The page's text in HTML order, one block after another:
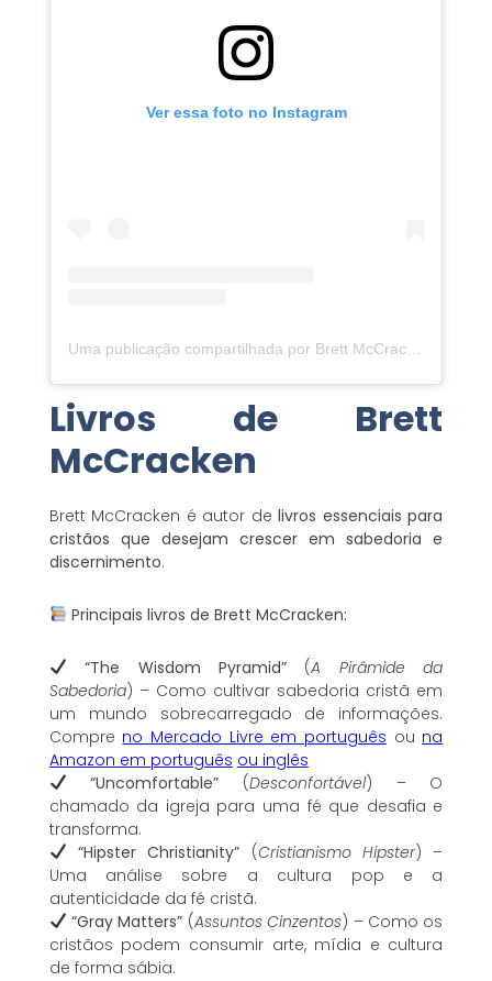
Ver essa foto no Instagram
Uma publicação compartilhada por Brett McCracken (@bwmccracken)
Livros de Brett
McCracken
Brett McCracken é autor delivros essenciais para
cristãos que desejam crescer em sabedoria e
discernimento.
Principais livros de Brett McCracken:
“The Wisdom Pyramid”(A Pirâmide da
Sabedoria) – Como cultivar sabedoria cristã em
um mundo sobrecarregado de informações.
Compre no Mercado Livre em português ou na
Amazon em português ou inglês
“Uncomfortable” (Desconfortável) – O
chamado da igreja para uma fé que desafia e
transforma.
“Hipster Christianity” (Cristianismo Hipster) –
Uma análise sobre a cultura pop e a
autenticidade da fé cristã.
“Gray Matters” (Assuntos Cinzentos) – Como os
cristãos podem consumir arte, mídia e cultura
de forma sábia.